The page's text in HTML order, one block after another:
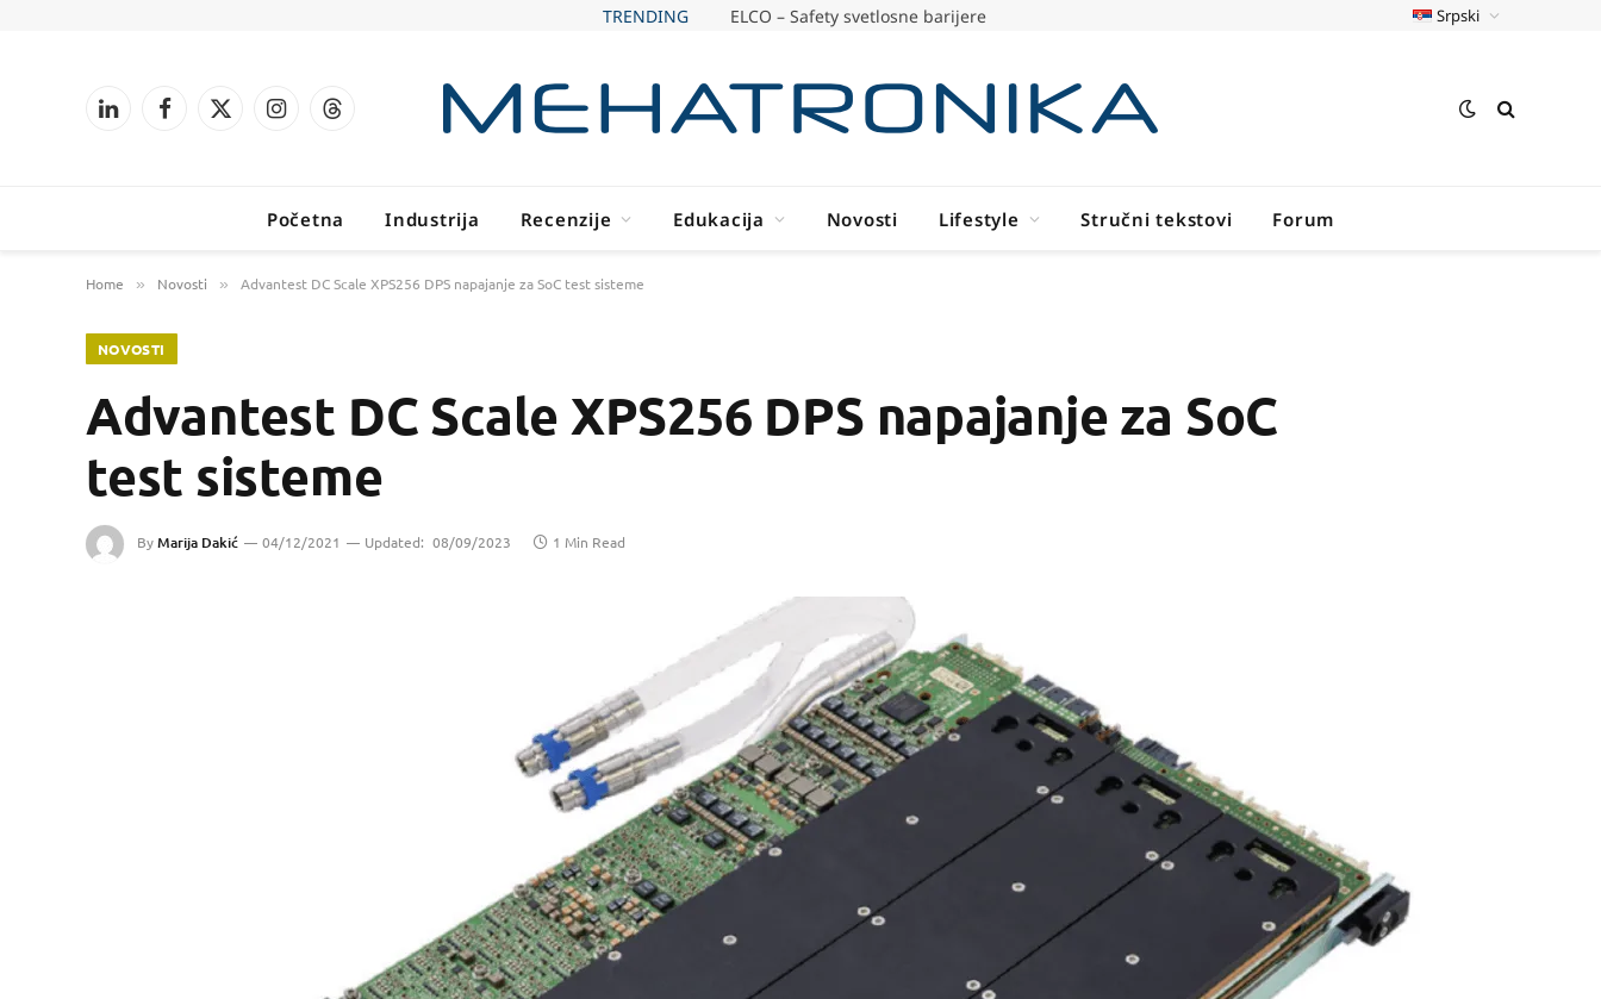
TRENDING ELCO – Safety svetlosne barijere Srpski
LinkedInFacebook
X
InstagramThreads
Početna Industrija Recenzije Edukacija Novosti Lifestyle Stručni tekstovi Forum
Home » Novosti » Advantest DC Scale XPS256 DPS napajanje za SoC test sisteme
NOVOSTI
Advantest DC Scale XPS256 DPS napajanje za SoC
test sisteme
ByMarija Dakić 04/12/2021 Updated: 08/09/2023 1 Min Read